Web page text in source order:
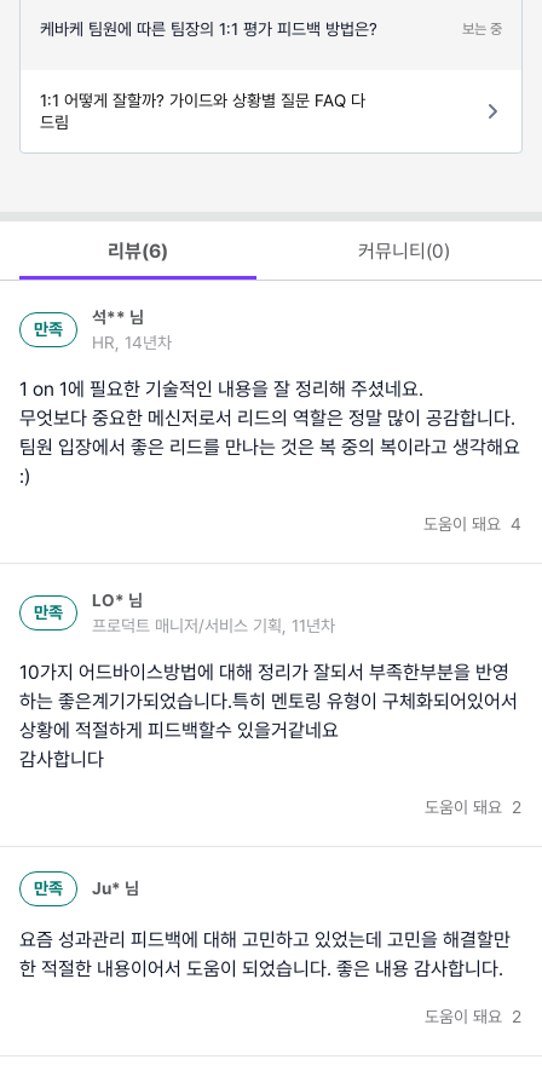
케바케 팀원에 따른 팀장의 1:1 평가 피드백 방법은? 보는 중
1:1 어떻게 잘할까? 가이드와 상황별 질문 FAQ 다
드림
리뷰(6) 커뮤니티(0)
만족
석** 님
HR, 14년차
1 on 1에 필요한 기술적인 내용을 잘 정리해 주셨네요.
무엇보다 중요한 메신저로서 리드의 역할은 정말 많이 공감합니다.
팀원 입장에서 좋은 리드를 만나는 것은 복 중의 복이라고 생각해요
:)
도움이 돼요 4
만족
LO* 님
프로덕트 매니저/서비스 기획, 11년차
10가지 어드바이스방법에 대해 정리가 잘되서 부족한부분을 반영
하는 좋은계기가되었습니다.특히 멘토링 유형이 구체화되어있어서
상황에 적절하게 피드백할수 있을거같네요
감사합니다
도움이 돼요 2
만족 Ju* 님
요즘 성과관리 피드백에 대해 고민하고 있었는데 고민을 해결할만
한 적절한 내용이어서 도움이 되었습니다. 좋은 내용 감사합니다.
도움이 돼요 2